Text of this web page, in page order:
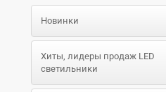
Новинки
Хиты, лидеры продаж LED
светильники